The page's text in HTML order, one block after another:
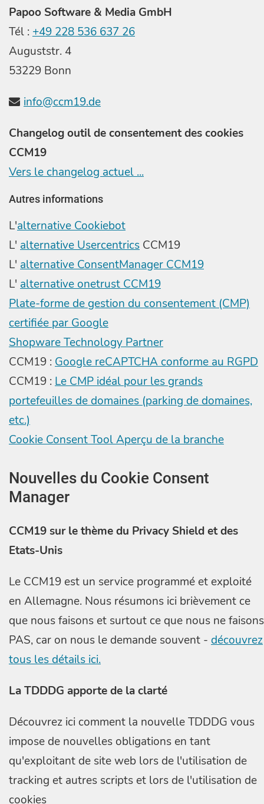
Papoo Software & Media GmbH
Tél : +49 228 536 637 26
Auguststr. 4
53229 Bonn
info@ccm19.de
Changelog outil de consentement des cookies
CCM19
Vers le changelog actuel ...
Autres informations
L'alternative Cookiebot
L' alternative Usercentrics CCM19
L' alternative ConsentManager CCM19
L' alternative onetrust CCM19
Plate-forme de gestion du consentement (CMP)
certifiée par Google
Shopware Technology Partner
CCM19 : Google reCAPTCHA conforme au RGPD
CCM19 : Le CMP idéal pour les grands
portefeuilles de domaines (parking de domaines,
etc.)
Cookie Consent Tool Aperçu de la branche
Nouvelles du Cookie Consent
Manager
CCM19 sur le thème du Privacy Shield et des
Etats-Unis
Le CCM19 est un service programmé et exploité
en Allemagne. Nous résumons ici brièvement ce
que nous faisons et surtout ce que nous ne faisons
PAS, car on nous le demande souvent - découvrez
tous les détails ici.
La TDDDG apporte de la clarté
Découvrez ici comment la nouvelle TDDDG vous
impose de nouvelles obligations en tant
qu'exploitant de site web lors de l'utilisation de
tracking et autres scripts et lors de l'utilisation de
cookies